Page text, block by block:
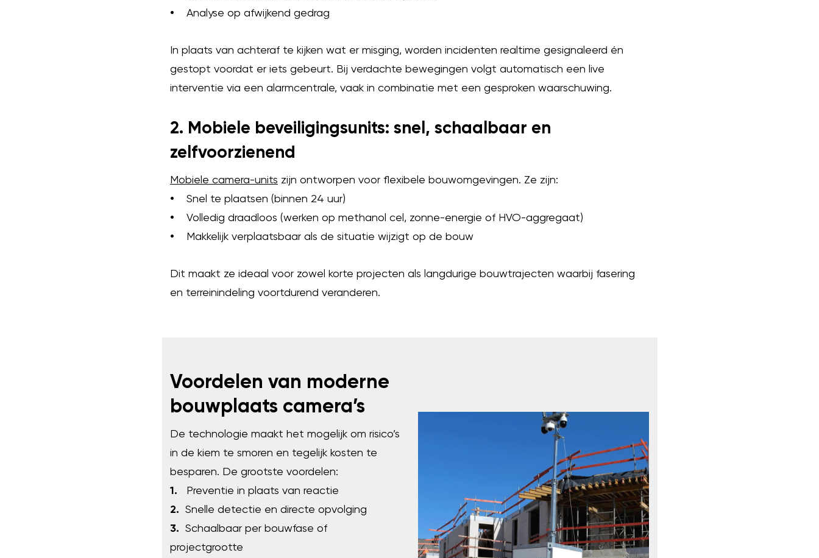
• Analyse op afwijkend gedrag
In plaats van achteraf te kijken wat er misging, worden incidenten realtime gesignaleerd én
gestopt voordat er iets gebeurt. Bij verdachte bewegingen volgt automatisch een live
interventie via een alarmcentrale, vaak in combinatie met een gesproken waarschuwing.
2. Mobiele beveiligingsunits: snel, schaalbaar en
zelfvoorzienend
Mobiele camera-units zijn ontworpen voor flexibele bouwomgevingen. Ze zijn:
• Snel te plaatsen (binnen 24 uur)
• Volledig draadloos (werken op methanol cel, zonne-energie of HVO-aggregaat)
• Makkelijk verplaatsbaar als de situatie wijzigt op de bouw
Dit maakt ze ideaal voor zowel korte projecten als langdurige bouwtrajecten waarbij fasering
en terreinindeling voortdurend veranderen.
Voordelen van moderne
bouwplaats camera’s
De technologie maakt het mogelijk om risico’s
in de kiem te smoren en tegelijk kosten te
besparen. De grootste voordelen:
1.
Preventie in plaats van reactie
2.
Snelle detectie en directe opvolging
3. Schaalbaar per bouwfase of
projectgrootte